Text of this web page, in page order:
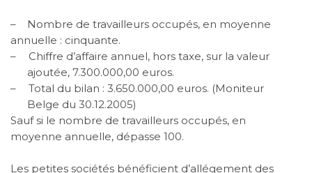
–
Nombre de travailleurs occupés, en moyenne
annuelle : cinquante.
–
Chiffre d’affaire annuel, hors taxe, sur la valeur
ajoutée, 7.300.000,00 euros.
–
Total du bilan : 3.650.000,00 euros. (Moniteur
Belge du 30.12.2005)
Sauf si le nombre de travailleurs occupés, en
moyenne annuelle, dépasse 100.
Les petites sociétés bénéficient d’allégement des